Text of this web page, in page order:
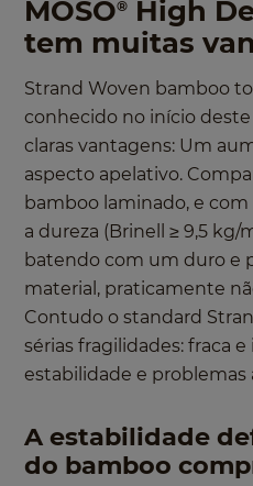
MOSO® High
tem muitas
Strand Woven bamboo
conhecido no início
claras vantagens: Um
aspecto apelativo.
bamboo laminado, e com
a dureza (Brinell ≥ 9,5 kg/
batendo com um duro e
material, praticamente
Contudo o standard
sérias fragilidades: fraca
estabilidade e problemas
A estabilidade
do bamboo